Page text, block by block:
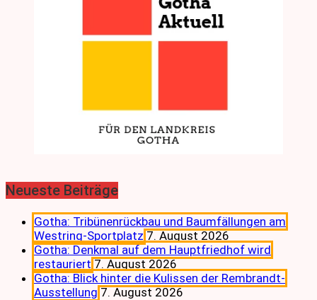
Neueste Beiträge
Gotha: Tribünenrückbau und Baumfällungen am
Westring-Sportplatz 7. August 2026
Gotha: Denkmal auf dem Hauptfriedhof wird
restauriert 7. August 2026
Gotha: Blick hinter die Kulissen der Rembrandt-
Ausstellung 7. August 2026